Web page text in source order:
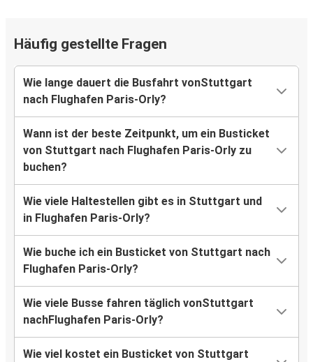
Häufig gestellte Fragen
Wie lange dauert die Busfahrt vonStuttgart
nach Flughafen Paris-Orly?
Wann ist der beste Zeitpunkt, um ein Busticket
von Stuttgart nach Flughafen Paris-Orly zu
buchen?
Wie viele Haltestellen gibt es in Stuttgart und
in Flughafen Paris-Orly?
Wie buche ich ein Busticket von Stuttgart nach
Flughafen Paris-Orly?
Wie viele Busse fahren täglich vonStuttgart
nachFlughafen Paris-Orly?
Wie viel kostet ein Busticket von Stuttgart